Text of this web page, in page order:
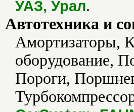
УАЗ, Урал.
Автотехника и
Амортизаторы,
оборудование,
Пороги,